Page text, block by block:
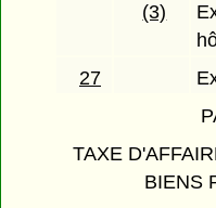
(3)
27
TAXE
BIENS